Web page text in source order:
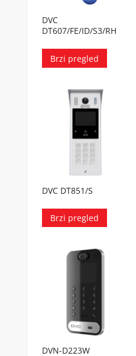
DVC
DT607/FE/ID/S3/RH
Brzi pregled
DVC DT851/S
Brzi pregled
DVN-D223W